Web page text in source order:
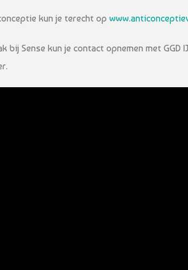
kun je terecht op
bij Sense kun je contact opnemen met GGD